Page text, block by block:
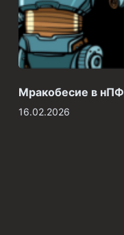
Мракобесие в нПФ
16.02.2026